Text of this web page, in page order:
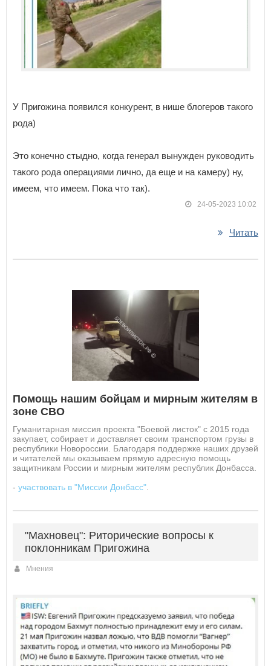
У Пригожина появился конкурент, в нише блогеров такого
рода)
Это конечно стыдно, когда генерал вынужден руководить
такого рода операциями лично, да еще и на камеру) ну,
имеем, что имеем. Пока что так).
24-05-2023 10:02
Читать
Помощь нашим бойцам и мирным жителям в
зоне СВО
Гуманитарная миссия проекта "Боевой листок" с 2015 года
закупает, собирает и доставляет своим транспортом грузы в
республики Новороссии. Благодаря поддержке наших друзей
и читателей мы оказываем прямую адресную помощь
защитникам России и мирным жителям республик Донбасса.
- участвовать в "Миссии Донбасс"
"Махновец": Риторические вопросы к
поклонникам Пригожина
Мнения